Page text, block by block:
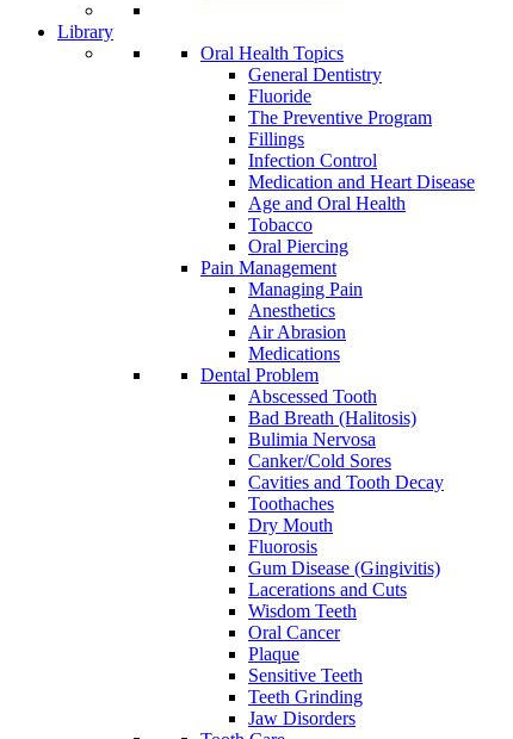
Library
Oral Health Topics
General Dentistry
Fluoride
The Preventive Program
Fillings
Infection Control
Medication and Heart Disease
Age and Oral Health
Tobacco
Oral Piercing
Pain Management
Managing Pain
Anesthetics
Air Abrasion
Medications
Dental Problem
Abscessed Tooth
Bad Breath (Halitosis)
Bulimia Nervosa
Canker/Cold Sores
Cavities and Tooth Decay
Toothaches
Dry Mouth
Fluorosis
Gum Disease (Gingivitis)
Lacerations and Cuts
Wisdom Teeth
Oral Cancer
Plaque
Sensitive Teeth
Teeth Grinding
Jaw Disorders